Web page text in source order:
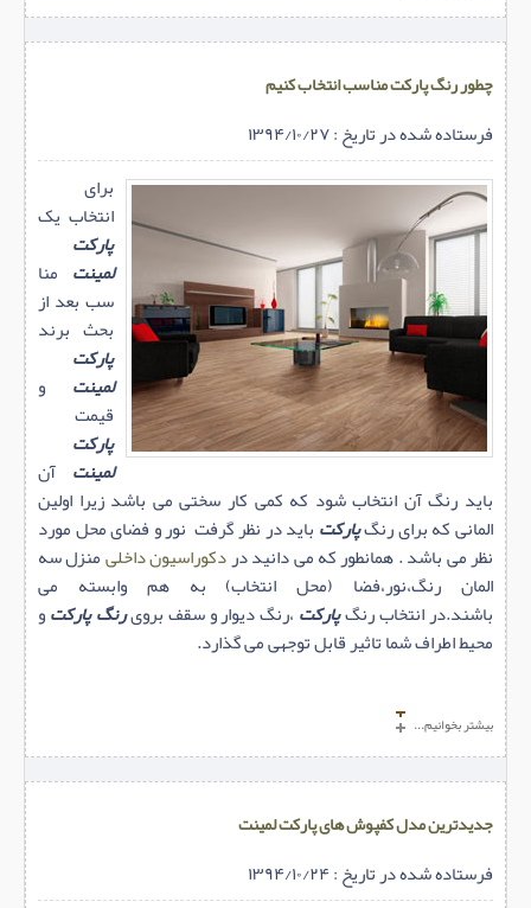
چطور رنگ پارکت مناسب انتخاب کنیم
فرستاده شده در تاریخ : ۱۳۹۴/۱۰/۲۷
برای
انتخاب یک
پارکت
لمینت منا
سب بعد از
بحث برند
پارکت
لمینت و
قیمت
پارکت
لمینت آن
باید رنگ آن انتخاب شود که کمی کار سختی می باشد زیرا اولین
المانی که برای رنگپارکت باید در نظر گرفت نور و فضای محل مورد
نظر می باشد . همانطور که می دانید دردکوراسیون داخلیمنزل سه
المان رنگ،نور،فضا (محل انتخاب) به هم وابسته می
باشند.در انتخاب رنگپارکت ،رنگ دیوار و سقف برویرنگ پارکتو
محیط اطراف شما تاثیر قابل توجهی می گذارد.
بیشتر بخوانیم...
جدیدترین مدل کفپوش های پارکت لمینت
فرستاده شده در تاریخ : ۱۳۹۴/۱۰/۲۴